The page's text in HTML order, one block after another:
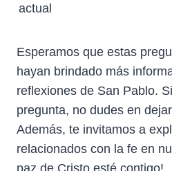
actual
Esperamos que estas
hayan brindado más
reflexiones de San Pablo.
pregunta, no dudes en
Además, te invitamos a
relacionados con la fe en
paz de Cristo esté contigo!